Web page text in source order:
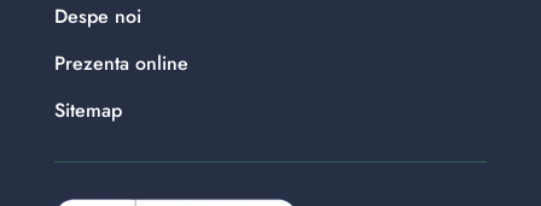
Despe noi
Prezenta online
Sitemap